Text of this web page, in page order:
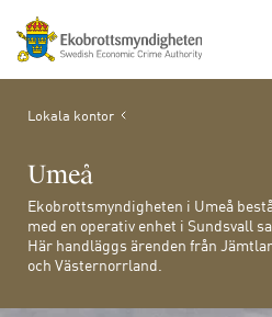
Lokala kontor
Umeå
Ekobrottsmyndigheten i Umeå
med en operativ enhet i Sundsvall
Här handläggs ärenden från
och Västernorrland.